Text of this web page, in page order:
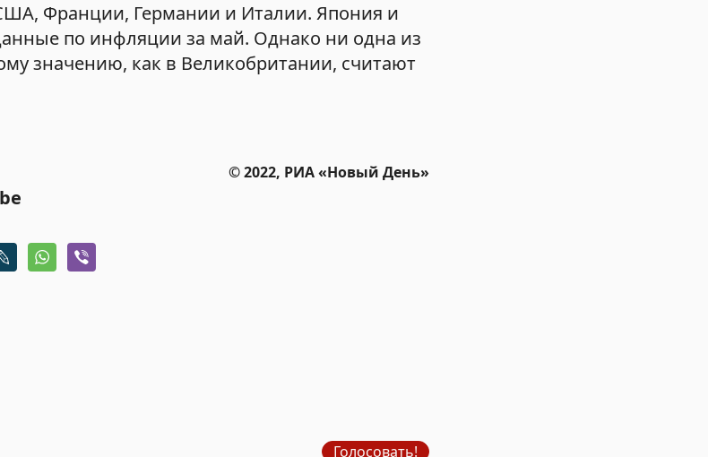
Франции, Германии и Италии. Япония и
по инфляции за май. Однако ни одна из
значению, как в Великобритании, считают
© 2022, РИА «Новый День»
Голосовать!